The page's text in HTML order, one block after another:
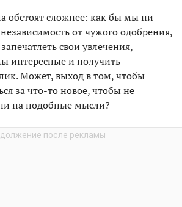
обстоят сложнее: как бы мы ни
от чужого одобрения,
свои увлечения,
интересные и получить
Может, выход в том, чтобы
за что-то новое, чтобы не
на подобные мысли?